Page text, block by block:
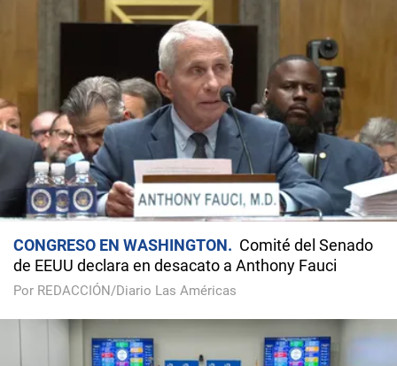
CONGRESO EN WASHINGTON
Comité del Senado
de EEUU declara en desacato a Anthony Fauci
Por REDACCIÓN/Diario Las Américas